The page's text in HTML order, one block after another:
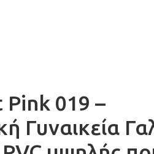
019 –
Γυναικεία